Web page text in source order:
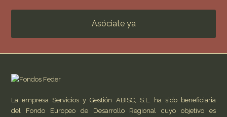
Asóciate ya
La empresa Servicios y Gestión ABISC, S.L. ha sido beneficiaria
del Fondo Europeo de Desarrollo Regional cuyo objetivo es